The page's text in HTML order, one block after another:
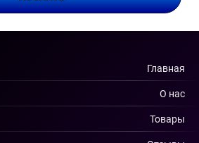
Главная
О нас
Товары